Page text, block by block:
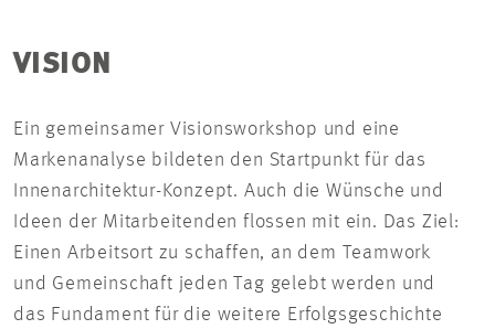
VISION
Ein gemeinsamer Visionsworkshop und eine
Markenanalyse bildeten den Startpunkt für das
Innenarchitektur-Konzept. Auch die Wünsche und
Ideen der Mitarbeitenden flossen mit ein. Das Ziel:
Einen Arbeitsort zu schaffen, an dem Teamwork
und Gemeinschaft jeden Tag gelebt werden und
das Fundament für die weitere Erfolgsgeschichte